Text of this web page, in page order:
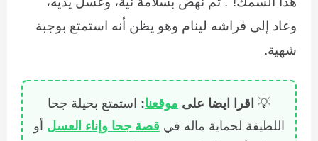
وعاد إلى فراشه لينام وهو يظن أنه استمتع بوجبة
شهية.
💡 اقرا ايضا على موقعنا: استمتع بحيلة جحا
اللطيفة لحماية ماله في قصة جحا وإناء العسل أو